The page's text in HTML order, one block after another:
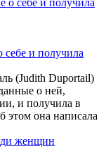
и получила
(Judith Duportail)
о ней,
и получила в
этом она написала